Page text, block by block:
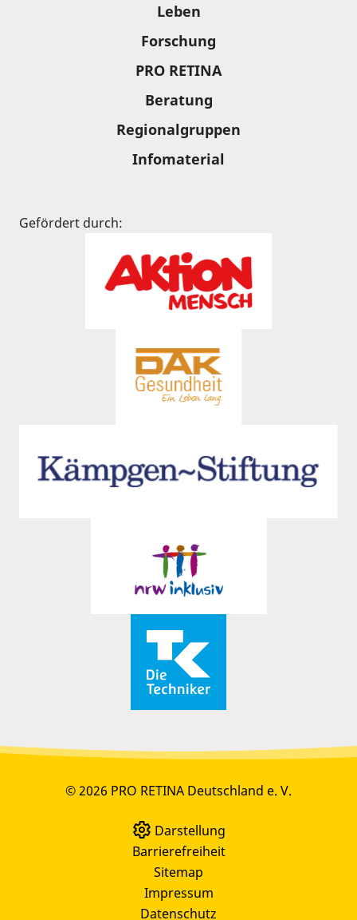
Leben
Forschung
PRO RETINA
Beratung
Regionalgruppen
Infomaterial
Gefördert durch:
© 2026 PRO RETINA Deutschland e. V.
Darstellung
Barrierefreiheit
Sitemap
Impressum
Datenschutz